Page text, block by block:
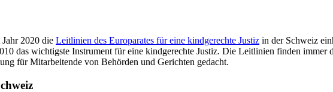
2020 die Leitlinien des Europarates für eine kindgerechte Justiz in der Schweiz
das wichtigste Instrument für eine kindgerechte Justiz. Die Leitlinien finden
für Mitarbeitende von Behörden und Gerichten gedacht.